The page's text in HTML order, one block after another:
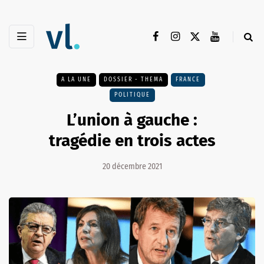
A LA UNE DOSSIER - THEMA FRANCE
POLITIQUE
L’union à gauche :
tragédie en trois actes
20 décembre 2021